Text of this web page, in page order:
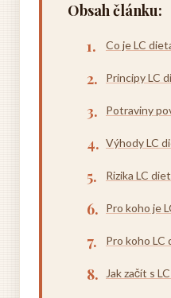
Obsah článku:
Co je LC
Principy LC
Potraviny
Výhody LC
Rizika LC
Pro koho je
Pro koho LC
Jak začít s